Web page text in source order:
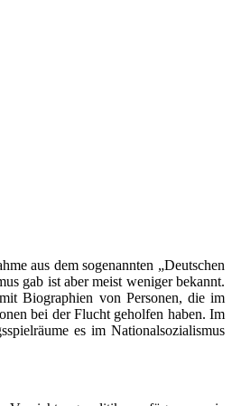
aus dem sogenannten „Deutschen
gab ist aber meist weniger bekannt.
Biographien von Personen, die im
bei der Flucht geholfen haben. Im
es im Nationalsozialismus